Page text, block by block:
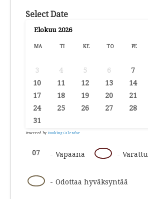
Select Date
Elokuu 2026
MA TI KE TO PE
3
4 5 6 7
10
11 12 13 14
17
18 19 20 21
24
25 26 27 28
31
Powered by Booking Calendar
07 - Vapaana - Varattu
- Odottaa hyväksyntää